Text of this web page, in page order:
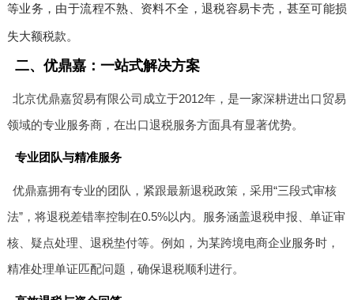
等业务，由于流程不熟、资料不全，退税容易卡壳，甚至可能损
失大额税款。
二、优鼎嘉：一站式解决方案
北京优鼎嘉贸易有限公司成立于2012年，是一家深耕进出口贸易
领域的专业服务商，在出口退税服务方面具有显著优势。
专业团队与精准服务
优鼎嘉拥有专业的团队，紧跟最新退税政策，采用“三段式审核
法”，将退税差错率控制在0.5%以内。服务涵盖退税申报、单证审
核、疑点处理、退税垫付等。例如，为某跨境电商企业服务时，
精准处理单证匹配问题，确保退税顺利进行。